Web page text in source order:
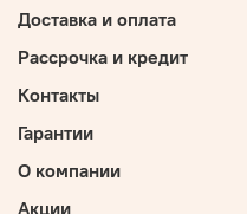
Доставка и оплата
Рассрочка и кредит
Контакты
Гарантии
О компании
Акции